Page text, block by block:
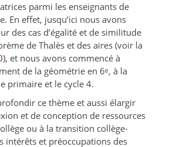
parmi les enseignants de
En effet, jusqu’ici nous avons
des cas d’égalité et de similitude
de Thalès et des aires (voir la
), et nous avons commencé à
de la géométrie en 6ᵉ, à la
primaire et le cycle 4.
ce thème et aussi élargir
et de conception de ressources
ou à la transition collège-
intérêts et préoccupations des